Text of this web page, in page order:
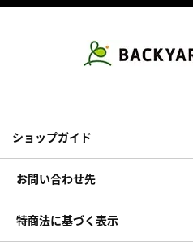
ショップガイド
お問い合わせ先
特商法に基づく表示